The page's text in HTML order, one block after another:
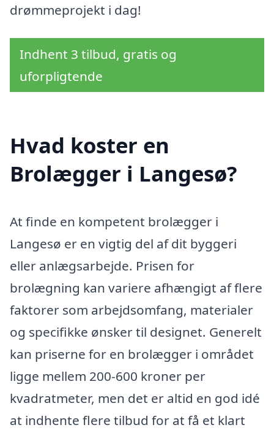
drømmeprojekt i dag!
Indhent 3 tilbud, gratis og
uforpligtende
Hvad koster en
Brolægger i Langesø?
At finde en kompetent brolægger i
Langesø er en vigtig del af dit byggeri
eller anlægsarbejde. Prisen for
brolægning kan variere afhængigt af flere
faktorer som arbejdsomfang, materialer
og specifikke ønsker til designet. Generelt
kan priserne for en brolægger i området
ligge mellem 200-600 kroner per
kvadratmeter, men det er altid en god idé
at indhente flere tilbud for at få et klart